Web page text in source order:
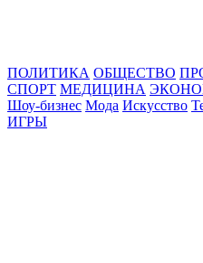
ПОЛИТИКА ОБЩЕСТВО
СПОРТ МЕДИЦИНА
Шоу-бизнес Мода Искусство
ИГРЫ